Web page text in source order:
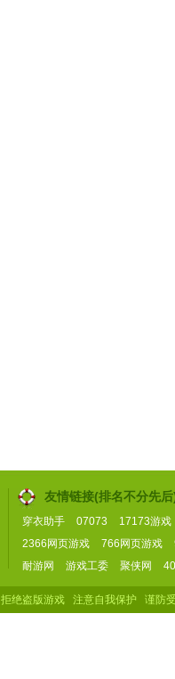
友情链接(排名不分先
穿衣助手 07073
17173游戏
2366网页游戏
766网页游戏
耐游网
游戏工委 聚侠网
拒绝盗版游戏 注意自我保护 谨防